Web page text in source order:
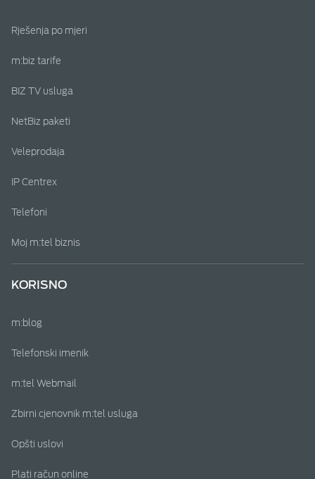
Rješenja po mjeri
m:biz tarife
BIZ TV usluga
NetBiz paketi
Veleprodaja
IP Centrex
Telefoni
Moj m:tel biznis
KORISNO
m:blog
Telefonski imenik
m:tel Webmail
Zbirni cjenovnik m:tel usluga
Opšti uslovi
Plati račun online